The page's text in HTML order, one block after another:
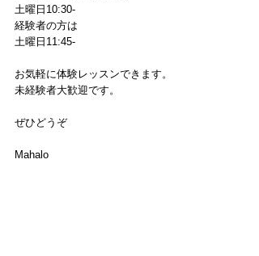
土曜日10:30-
経験者の方は
土曜日11:45-
お気軽に体験レッスンできます。
未経験者大歓迎です。
ぜひどうぞ
Mahalo